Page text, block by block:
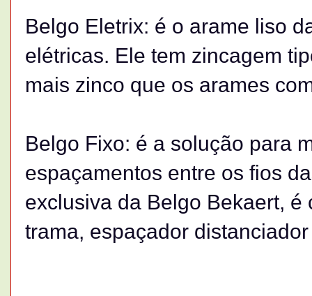
Belgo Eletrix: é o arame liso
elétricas. Ele tem zincagem
mais zinco que os arames
Belgo Fixo: é a solução para
espaçamentos entre os fios
exclusiva da Belgo Bekaert,
trama, espaçador